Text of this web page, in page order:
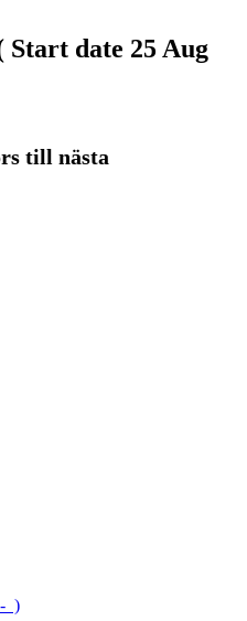
Start date 25 Aug
till nästa
)